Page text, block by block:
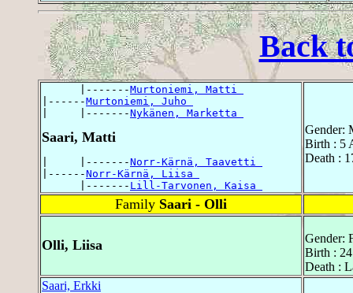
Back
      |-------
Murtoniemi, Matti
|------Murtoniemi, Juho
|     |-------Nykänen, Marketta
Saari, Matti
|     |-------Norr-Kärnä, Taavetti
|------Norr-Kärnä, Liisa
      |-------
Lill-Tarvonen, Kaisa
Gender:
Birth : 5
Death :
Family Saari - Olli
Olli, Liisa
Gender:
Birth :
Death :
Saari, Erkki